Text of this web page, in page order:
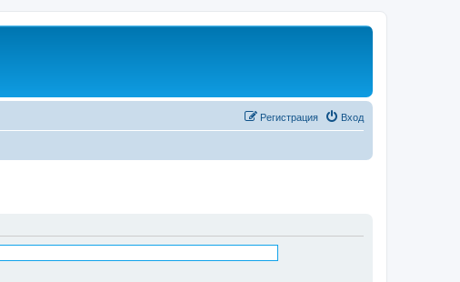
Вход
Регистрация